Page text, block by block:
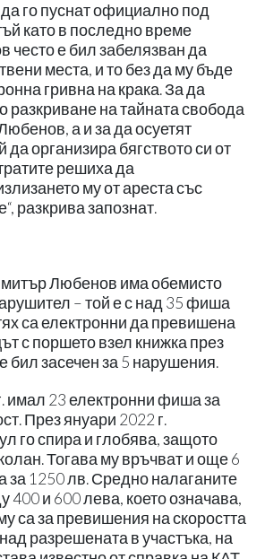
го пуснат официално под
като в последно време
е бил забелязван да
места, и то без да му бъде
гривна на крака. За да
разкриване на тайната свобода
а и за да осуетят
да организира бягството си от
решиха да
му от ареста със
разкрива запознат.
Любенов има обемисто
– той е с над 35 фиша
са електронни да превишена
с поршето взел книжка през
е бил засечен за 5 нарушения.
имал 23 електронни фиша за
През януари 2022 г.
го спира и глобява, защото
Тогава му връчват и още 6
1250 лв. Средно налаганите
400 и 600 лева, което означава,
са за превишения на скоростта
разрешената в участъка, на